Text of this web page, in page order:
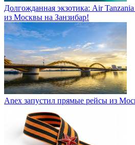
Долгожданная экзотика: Air
из Москвы на Занзибар!
Anex запустил прямые рейсы из